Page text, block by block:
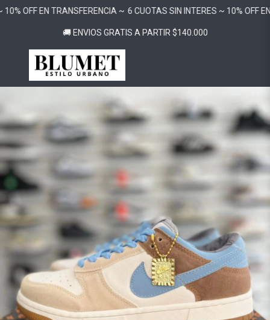
OFF EN TRANSFERENCIA ~ 6 CUOTAS SIN INTERES ~ 10% OFF EN
🚚 ENVIOS GRATIS A PARTIR $140.000